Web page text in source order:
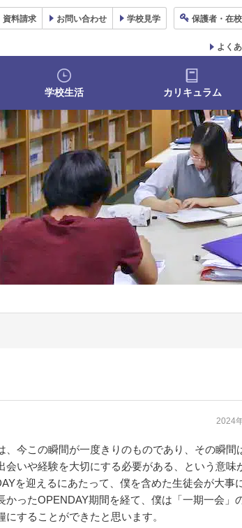
資料請求 お問い合わせ 学校見学 保護者 ・在
よく
学校生活 カリキュラム
2024
、今この瞬間が一度きりのものであり、その瞬間
会いや経験を大切にする必要がある、という意味
を迎えるにあたって、僕を含めた生徒会が大事
かったOPENDAY期間を経て、僕は「一期一会」
することができたと思います。